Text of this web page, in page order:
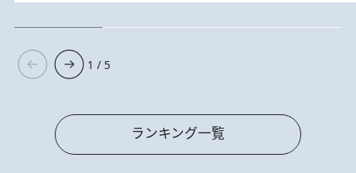
1 / 5
ランキング一覧